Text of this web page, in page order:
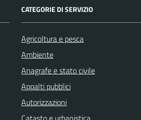
CATEGORIE DI SERVIZIO
Agricoltura e pesca
Ambiente
Anagrafe e stato civile
Appalti pubblici
Autorizzazioni